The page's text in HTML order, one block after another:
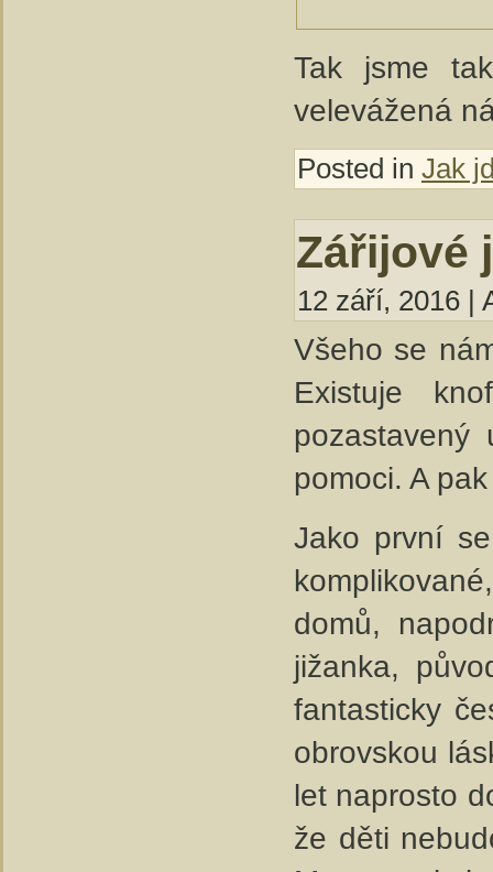
Tak jsme
velevážená
Posted in Jak
Zářijové
12 září, 2016 |
Všeho se
Existuje
pomoci. A
Jako první
domů,
jižanka,
fantasticky
obrovskou
let naprosto
že děti